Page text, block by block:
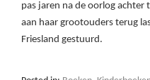
pas jaren na de oorlog achter
aan haar grootouders terug
Friesland gestuurd.